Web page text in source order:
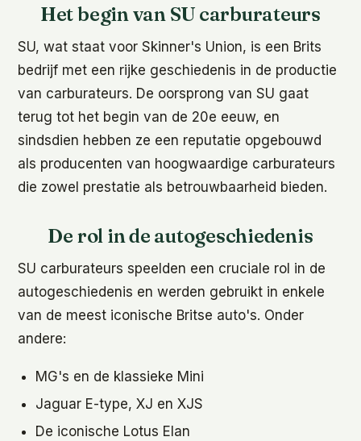
Het begin van SU carburateurs
SU, wat staat voor Skinner's Union, is een Brits
bedrijf met een rijke geschiedenis in de productie
van carburateurs. De oorsprong van SU gaat
terug tot het begin van de 20e eeuw, en
sindsdien hebben ze een reputatie opgebouwd
als producenten van hoogwaardige carburateurs
die zowel prestatie als betrouwbaarheid bieden.
De rol in de autogeschiedenis
SU carburateurs speelden een cruciale rol in de
autogeschiedenis en werden gebruikt in enkele
van de meest iconische Britse auto's. Onder
andere:
MG's en de klassieke Mini
Jaguar E-type, XJ en XJS
De iconische Lotus Elan